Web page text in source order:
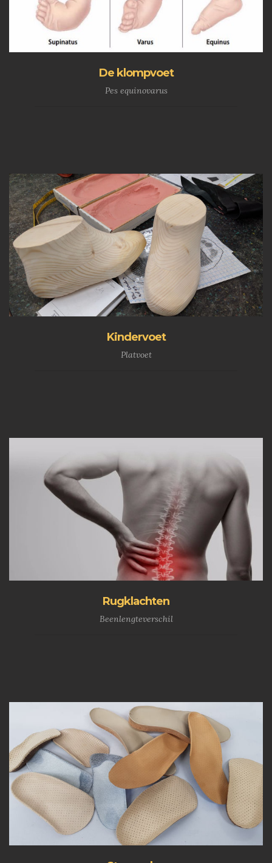
De klompvoet
Pes equinovarus
Kindervoet
Platvoet
Rugklachten
Beenlengteverschil